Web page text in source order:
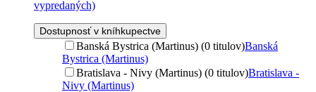
vypredaných)
Dostupnosť v kníhkupectve
Banská Bystrica (Martinus) (0 titulov)Banská
Bystrica (Martinus)
Bratislava - Nivy (Martinus) (0 titulov)Bratislava -
Nivy (Martinus)